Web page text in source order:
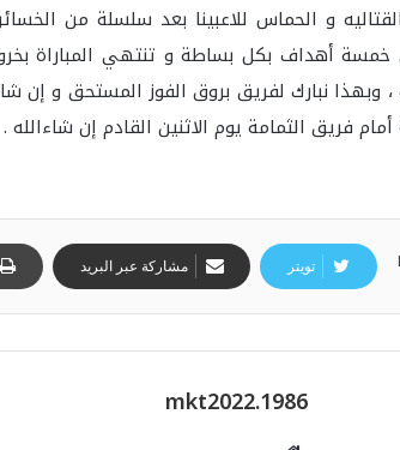
و الحماس للاعبينا بعد سلسلة من
أهداف بكل بساطة و تنتهي المباراة
وبهذا نبارك لفريق بروق الفوز المستحق و إن
فريق الثمامة يوم الاثنين القادم إن شاءالله .
تويتر مشاركة عبر البريد
mkt2022.1986